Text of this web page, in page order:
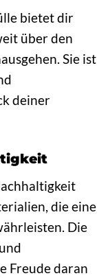
bietet dir
über den
Sie ist
deiner
die eine
Die
Freude daran